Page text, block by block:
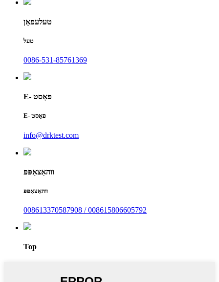
טעלעפאָן
טעל
0086-531-85761369
E- פּאָסט
E- פּאָסט
info@drktest.com
ווהאַצאַפּפּ
ווהאַצאַפּפּ
008613370587908 / 008615806605792
Top